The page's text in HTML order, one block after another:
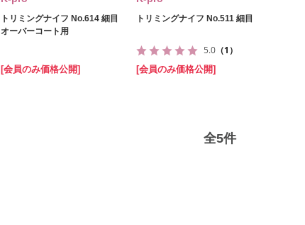
トリミングナイフ No.614 細目
オーバーコート用
[会員のみ価格公開]
トリミングナイフ No.511 細目
5.0 （1）
[会員のみ価格公開]
全5件